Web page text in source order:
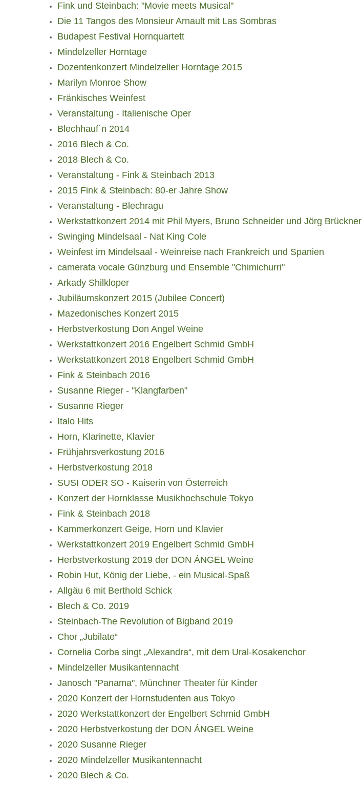
Fink und Steinbach: "Movie meets Musical"
Die 11 Tangos des Monsieur Arnault mit Las Sombras
Budapest Festival Hornquartett
Mindelzeller Horntage
Dozentenkonzert Mindelzeller Horntage 2015
Marilyn Monroe Show
Fränkisches Weinfest
Veranstaltung - Italienische Oper
Blechhauf´n 2014
2016 Blech & Co.
2018 Blech & Co.
Veranstaltung - Fink & Steinbach 2013
2015 Fink & Steinbach: 80-er Jahre Show
Veranstaltung - Blechragu
Werkstattkonzert 2014 mit Phil Myers, Bruno Schneider und Jörg Brückner
Swinging Mindelsaal - Nat King Cole
Weinfest im Mindelsaal - Weinreise nach Frankreich und Spanien
camerata vocale Günzburg und Ensemble "Chimichurri"
Arkady Shilkloper
Jubiläumskonzert 2015 (Jubilee Concert)
Mazedonisches Konzert 2015
Herbstverkostung Don Angel Weine
Werkstattkonzert 2016 Engelbert Schmid GmbH
Werkstattkonzert 2018 Engelbert Schmid GmbH
Fink & Steinbach 2016
Susanne Rieger - "Klangfarben"
Susanne Rieger
Italo Hits
Horn, Klarinette, Klavier
Frühjahrsverkostung 2016
Herbstverkostung 2018
SUSI ODER SO - Kaiserin von Österreich
Konzert der Hornklasse Musikhochschule Tokyo
Fink & Steinbach 2018
Kammerkonzert Geige, Horn und Klavier
Werkstattkonzert 2019 Engelbert Schmid GmbH
Herbstverkostung 2019 der DON ÁNGEL Weine
Robin Hut, König der Liebe, - ein Musical-Spaß
Allgäu 6 mit Berthold Schick
Blech & Co. 2019
Steinbach-The Revolution of Bigband 2019
Chor „Jubilate“
Cornelia Corba singt „Alexandra“, mit dem Ural-Kosakenchor
Mindelzeller Musikantennacht
Janosch "Panama", Münchner Theater für Kinder
2020 Konzert der Hornstudenten aus Tokyo
2020 Werkstattkonzert der Engelbert Schmid GmbH
2020 Herbstverkostung der DON ÁNGEL Weine
2020 Susanne Rieger
2020 Mindelzeller Musikantennacht
2020 Blech & Co.